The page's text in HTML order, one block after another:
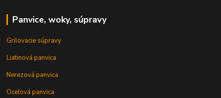
Panvice, woky, súpravy
Grilovacie súpravy
Liatinová panvica
Nerezová panvica
Oceľová panvica